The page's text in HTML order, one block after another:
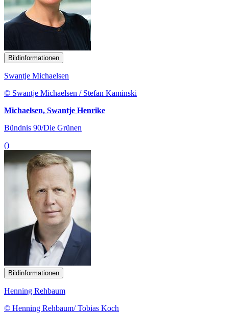
Bildinformationen
Swantje Michaelsen
© Swantje Michaelsen / Stefan Kaminski
Michaelsen, Swantje Henrike
Bündnis 90/Die Grünen
()
Bildinformationen
Henning Rehbaum
© Henning Rehbaum/ Tobias Koch